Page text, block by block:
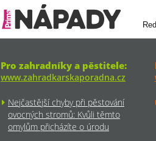
Pro zahradníky a pěstitele:
www.zahradkarskaporadna.cz
Nejčastější chyby při pěstování
ovocných stromů: Kvůli těmto
omylům přicházíte o úrodu